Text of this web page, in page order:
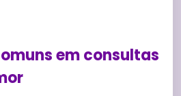
em consultas